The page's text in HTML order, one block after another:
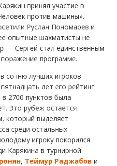
принял участие в
против машины».
Руслан Пономарев и
опытные шахматисты не
— Сергей стал единственным
программе.
сотню лучших игроков
лет его рейтинг
2700 пунктов была
Это рубеж остается
который выделяет
среди остальных
игроку покорился
Карякина в турнирной
, Теймур Раджабов и